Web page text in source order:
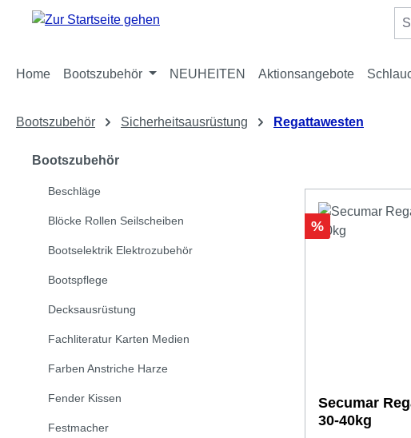
Hauptinhalt springen
Zur Suche springen
Zur Hauptnavigation springen
Home Bootszubehör NEUHEITEN Aktionsangebote
Bootszubehör Sicherheitsausrüstung Regattawesten
Bootszubehör
Beschläge
Blöcke Rollen Seilscheiben
Bootselektrik Elektrozubehör
Bootspflege
Decksausrüstung
Fachliteratur Karten Medien
Farben Anstriche Harze
Fender Kissen
Festmacher
Rabatt
%
Secumar
30-40kg